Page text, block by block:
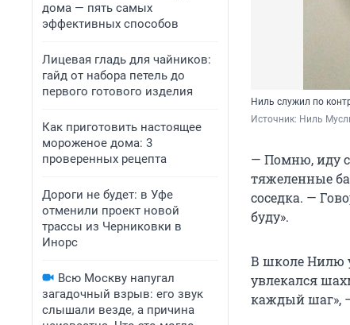
дома — пять самых
эффективных способов
Лицевая гладь для чайников:
гайд от набора петель до
первого готового изделия
Как приготовить настоящее
мороженое дома: 3
проверенных рецепта
Дороги не будет: в Уфе
отменили проект новой
трассы из Черниковки в
Инорс
Всю Москву напугал
загадочный взрыв: его звук
слышали везде, а причина
Ниль служил по
Источник: Ниль
— Помню, иду с
тяжеленные
соседка. —
буду».
В школе Нилю
увлекался
каждый шаг»,